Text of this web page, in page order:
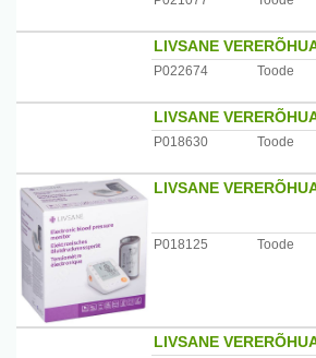
LIVSANE
P022674 Toode
LIVSANE
P018630 Toode
LIVSANE
P018125 Toode
LIVSANE